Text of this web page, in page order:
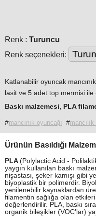
Renk : Turuncu
Renk seçenekleri:
Katlanabilir oyuncak
lasit ve 5 adet top mermisi ile
Baskı malzemesi, PLA
#mancınık oyuncağı #
Ürünün Basıldığı
PLA (Polylactic Acid -
yaygın kullanılan baskı
nişastası, şeker kamışı gibi
biyoplastik bir polimerdir.
yenilenebilir kaynaklardan
filamentin sağlığa olan
değerlendirilir. PLA, baskı
organik bileşikler (VOC'lar)